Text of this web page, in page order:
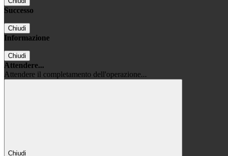
Successo
Chiudi
Informazione
Chiudi
Attendere...
Attendere il completamento dell'operazione...
Chiudi